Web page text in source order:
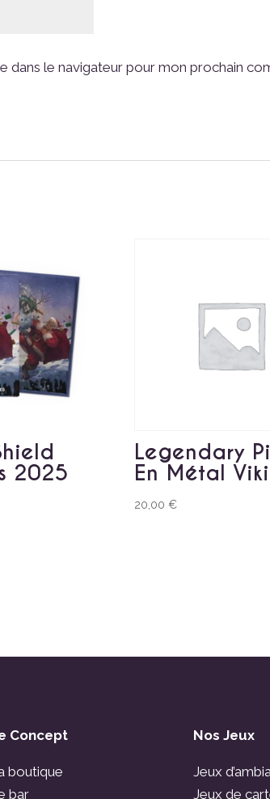
dans le navigateur pour mon prochain
2025
Legendary
En Métal
20,00€
Concept
boutique
bar
Nos Jeux
Jeux
Jeux de